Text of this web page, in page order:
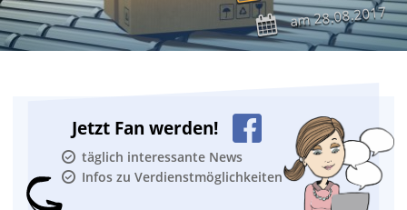
am28.08.2017
Jetzt Fan werden!
täglich interessante News
Infos zu Verdienstmöglichkeiten